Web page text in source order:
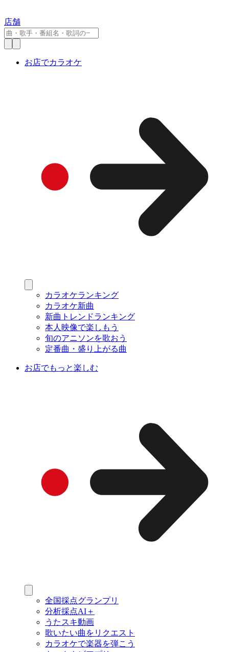
店舗
お店でカラオケ
カラオケランキング
カラオケ新曲
新曲トレンドランキング
本人映像で楽しもう
旬のアニソンを歌おう
定番曲・盛り上がる曲
お店でもっと楽しむ
全国採点グランプリ
分析採点AI＋
うたスキ動画
歌いたい曲をリクエスト
カラオケで楽器を弾こう